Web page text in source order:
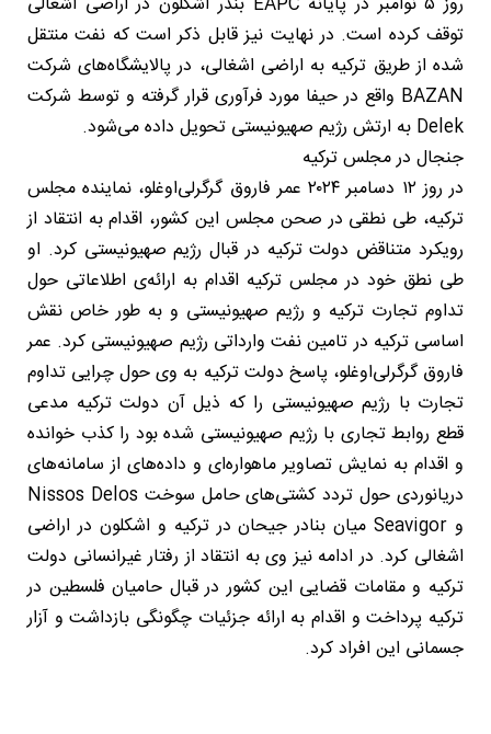
توقف کرده است. در نهایت نیز قابل ذکر است که نفت منتقل
شده از طریق ترکیه به اراضی اشغالی، در پالایشگاه‌های شرکت
BAZAN واقع در حیفا مورد فرآوری قرار گرفته و توسط شرکت
Delek به ارتش رژیم صهیونیستی تحویل داده می‌شود.
جنجال در مجلس ترکیه
در روز ۱۲ دسامبر ۲۰۲۴ عمر فاروق گرگرلی‌اوغلو، نماینده مجلس
ترکیه، طی نطقی در صحن مجلس این کشور، اقدام به انتقاد از
رویکرد متناقض دولت ترکیه در قبال رژیم صهیونیستی کرد. او
طی نطق خود در مجلس ترکیه اقدام به ارائه‌ی اطلاعاتی حول
تداوم تجارت ترکیه و رژیم صهیونیستی و به طور خاص نقش
اساسی ترکیه در تامین نفت وارداتی رژیم صهیونیستی کرد. عمر
فاروق گرگرلی‌اوغلو، پاسخ دولت ترکیه به وی حول چرایی تداوم
تجارت با رژیم صهیونیستی را که ذیل آن دولت ترکیه مدعی
قطع روابط تجاری با رژیم صهیونیستی شده بود را کذب خوانده
و اقدام به نمایش تصاویر ماهواره‌ای و داده‌های از سامانه‌های
دریانوردی حول تردد کشتی‌های حامل سوخت Nissos Delos
و Seavigor میان بنادر جیحان در ترکیه و اشکلون در اراضی
اشغالی کرد. در ادامه نیز وی به انتقاد از رفتار غیرانسانی دولت
ترکیه و مقامات قضایی این کشور در قبال حامیان فلسطین در
ترکیه پرداخت و اقدام به ارائه جزئیات چگونگی بازداشت و آزار
جسمانی این افراد کرد.